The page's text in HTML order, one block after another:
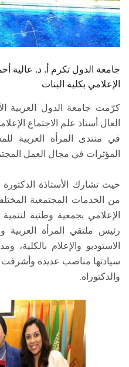
جامعة الدول تكرم أ. د. عالية
الإعلامي بكلية البنات
كرّمت جامعة الدول العربية
العال أستاذ علم الاجتماع
في منتدى المرأة العربية
المؤثرات في مجال العمل
حيث تشارك الأستاذة
من الخدمات المجتمعية
الإعلامي بجمعية وطنية
رئيس ملتقي المرأة العربية
الاستوديو والإعلام
سيادتها مناصب عديدة وأشرفت
والدكتوراه.